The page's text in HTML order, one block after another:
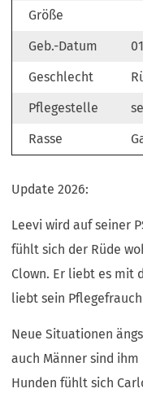
Größe
Geb.-Datum
Geschlecht
Pflegestelle
Rasse
Update 2026:
Leevi wird auf seiner
fühlt sich der Rüde
Clown. Er liebt es mit
liebt sein
Neue Situationen
auch Männer sind
Hunden fühlt sich